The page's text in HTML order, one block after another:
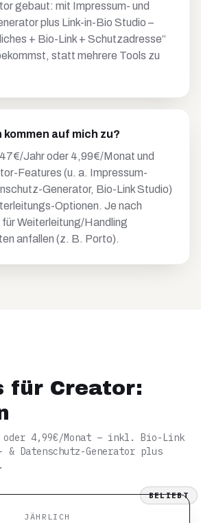
gebaut: mit Impressum- und
plus Link-in-Bio Studio –
+ Bio-Link + Schutzadresse“
statt mehrere Tools zu
kommen auf mich zu?
Jahr oder 4,99€/Monat und
Features (u. a. Impressum-
Generator, Bio-Link Studio)
Optionen. Je nach
Weiterleitung/Handling
anfallen (z. B. Porto).
für Creator:
oder 4,99€/Monat – inkl. Bio-Link
& Datenschutz-Generator plus
BELIEBT
JÄHRLICH